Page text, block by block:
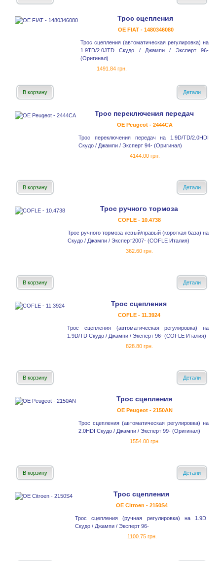
Трос сцепления
OE FIAT - 1480346080
Трос сцепления (автоматическая регулировка) на
1.9TD/2.0JTD Скудо / Джампи / Эксперт 96-
(Оригинал)
1491.84 грн.
В корзину Детали
Трос переключения передач
OE Peugeot - 2444CA
Трос переключения передач на 1.9D/TD/2.0HDI
Скудо / Джампи / Эксперт 94- (Оригинал)
4144.00 грн.
В корзину Детали
Трос ручного тормоза
COFLE - 10.4738
Трос ручного тормоза левый/правый (короткая база) на
Скудо / Джампи / Эксперт2007- (COFLE Италия)
362.60 грн.
В корзину Детали
Трос сцепления
COFLE - 11.3924
Трос сцепления (автоматическая регулировка) на
1.9D/TD Скудо / Джампи / Эксперт 96- (COFLE Италия)
828.80 грн.
В корзину Детали
Трос сцепления
OE Peugeot - 2150AN
Трос сцепления (автоматическая регулировка) на
2.0HDI Скудо / Джампи / Эксперт 99- (Оригинал)
1554.00 грн.
В корзину Детали
Трос сцепления
OE Citroen - 2150S4
Трос сцепления (ручная регулировка) на 1.9D
Скудо / Джампи / Эксперт 96-
1100.75 грн.